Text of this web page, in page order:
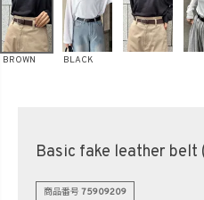
BROWN BLACK
Basic fake leather belt
商品番号 75909209